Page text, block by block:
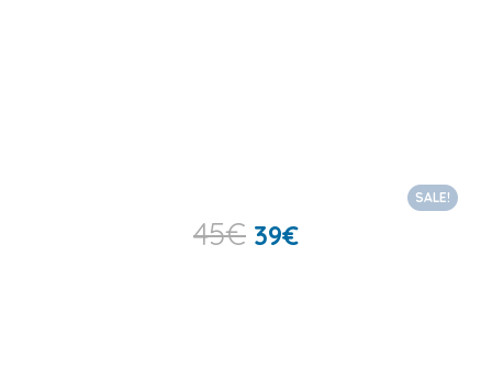
SALE!
45€ 39€